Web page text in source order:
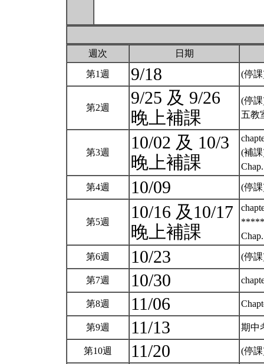
週次 日期
第1週 9/18 (停
第2週
9/25 及 9/26
晚上補課
(停
五教
第3週
10/02 及 10/3
晚上補課
(補課
第4週 10/09 (停課
第5週
10/16 及10/17
晚上補課
第6週 10/23 (停課
第7週 10/30
第8週 11/06
第9週 11/13 期中
第10週 11/20 (停課